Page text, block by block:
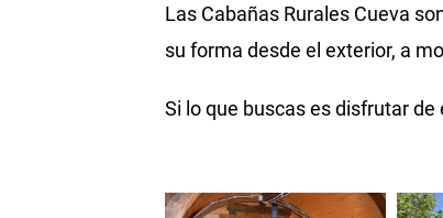
Las Cabañas Rurales Cueva
su forma desde el exterior, a
Si lo que buscas es disfrutar